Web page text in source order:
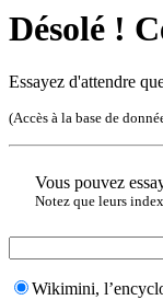
Désolé !
Essayez d'attendre
(Accès à la base de
Vous pouvez
Notez que leurs
Wikimini,